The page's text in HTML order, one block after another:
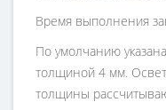
Время выполнения
По умолчанию
толщиной 4 мм.
толщины